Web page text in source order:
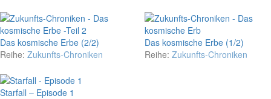
Das kosmische Erbe (2/2)
Reihe: Zukunfts-Chroniken
Das kosmische Erbe (1/2)
Reihe: Zukunfts-Chroniken
Starfall – Episode 1